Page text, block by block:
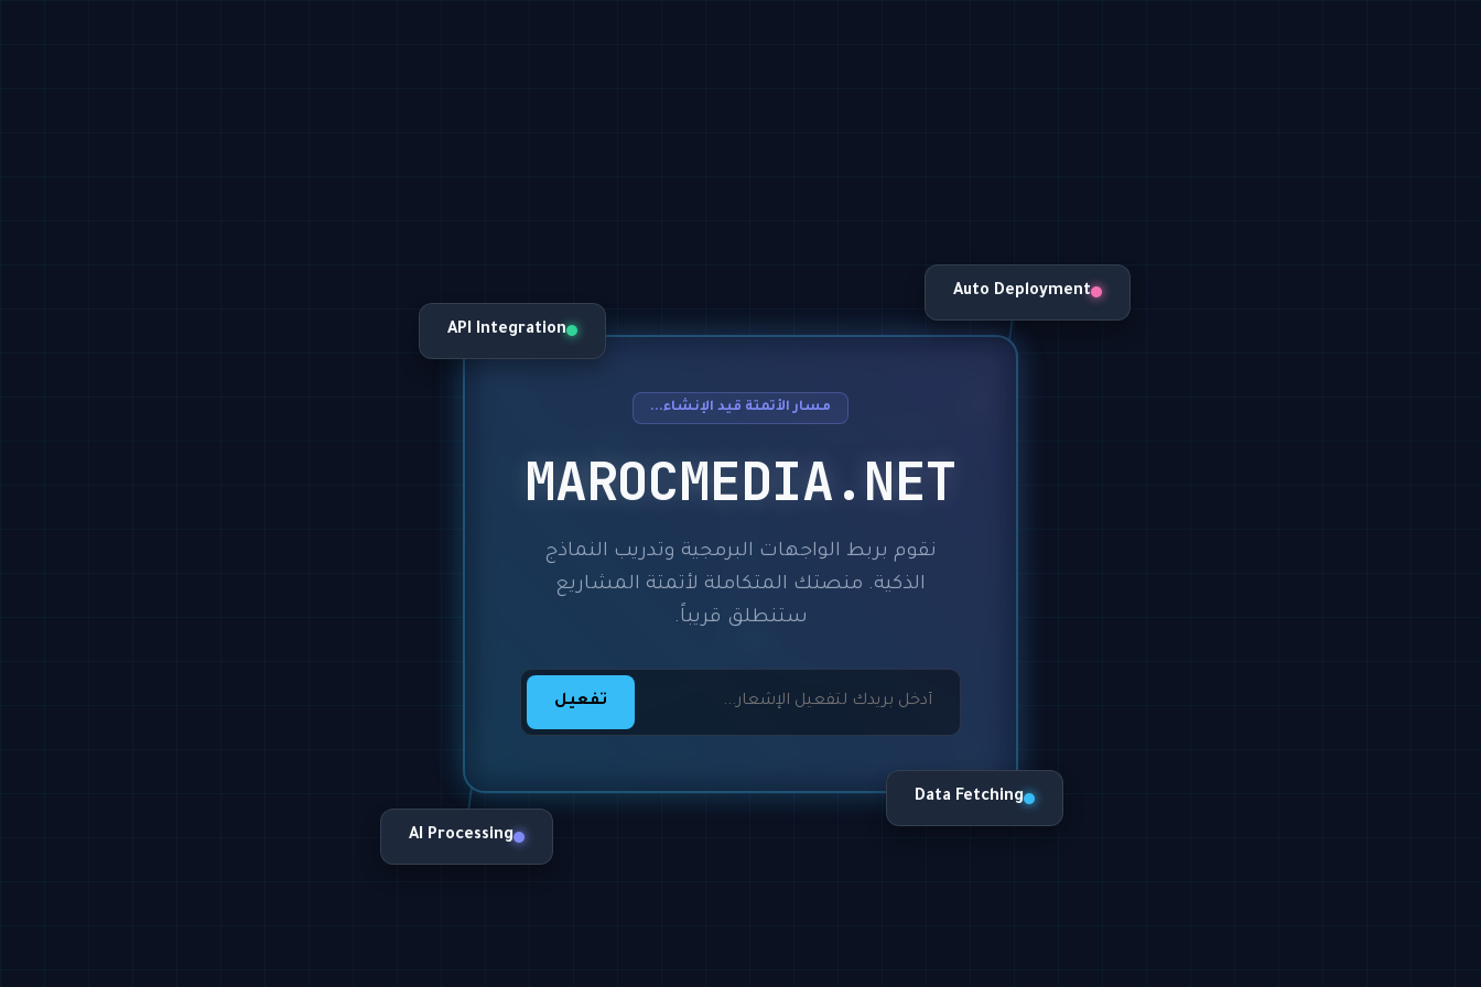
مسار الأتمتة قيد الإنشاء...
MAROCMEDIA.NET
نقوم بربط الواجهات البرمجية وتدريب النماذج
الذكية. منصتك المتكاملة لأتمتة المشاريع
ستنطلق قريباً.
تفعيل
Data Fetching
AI Processing
API Integration
Auto Deployment